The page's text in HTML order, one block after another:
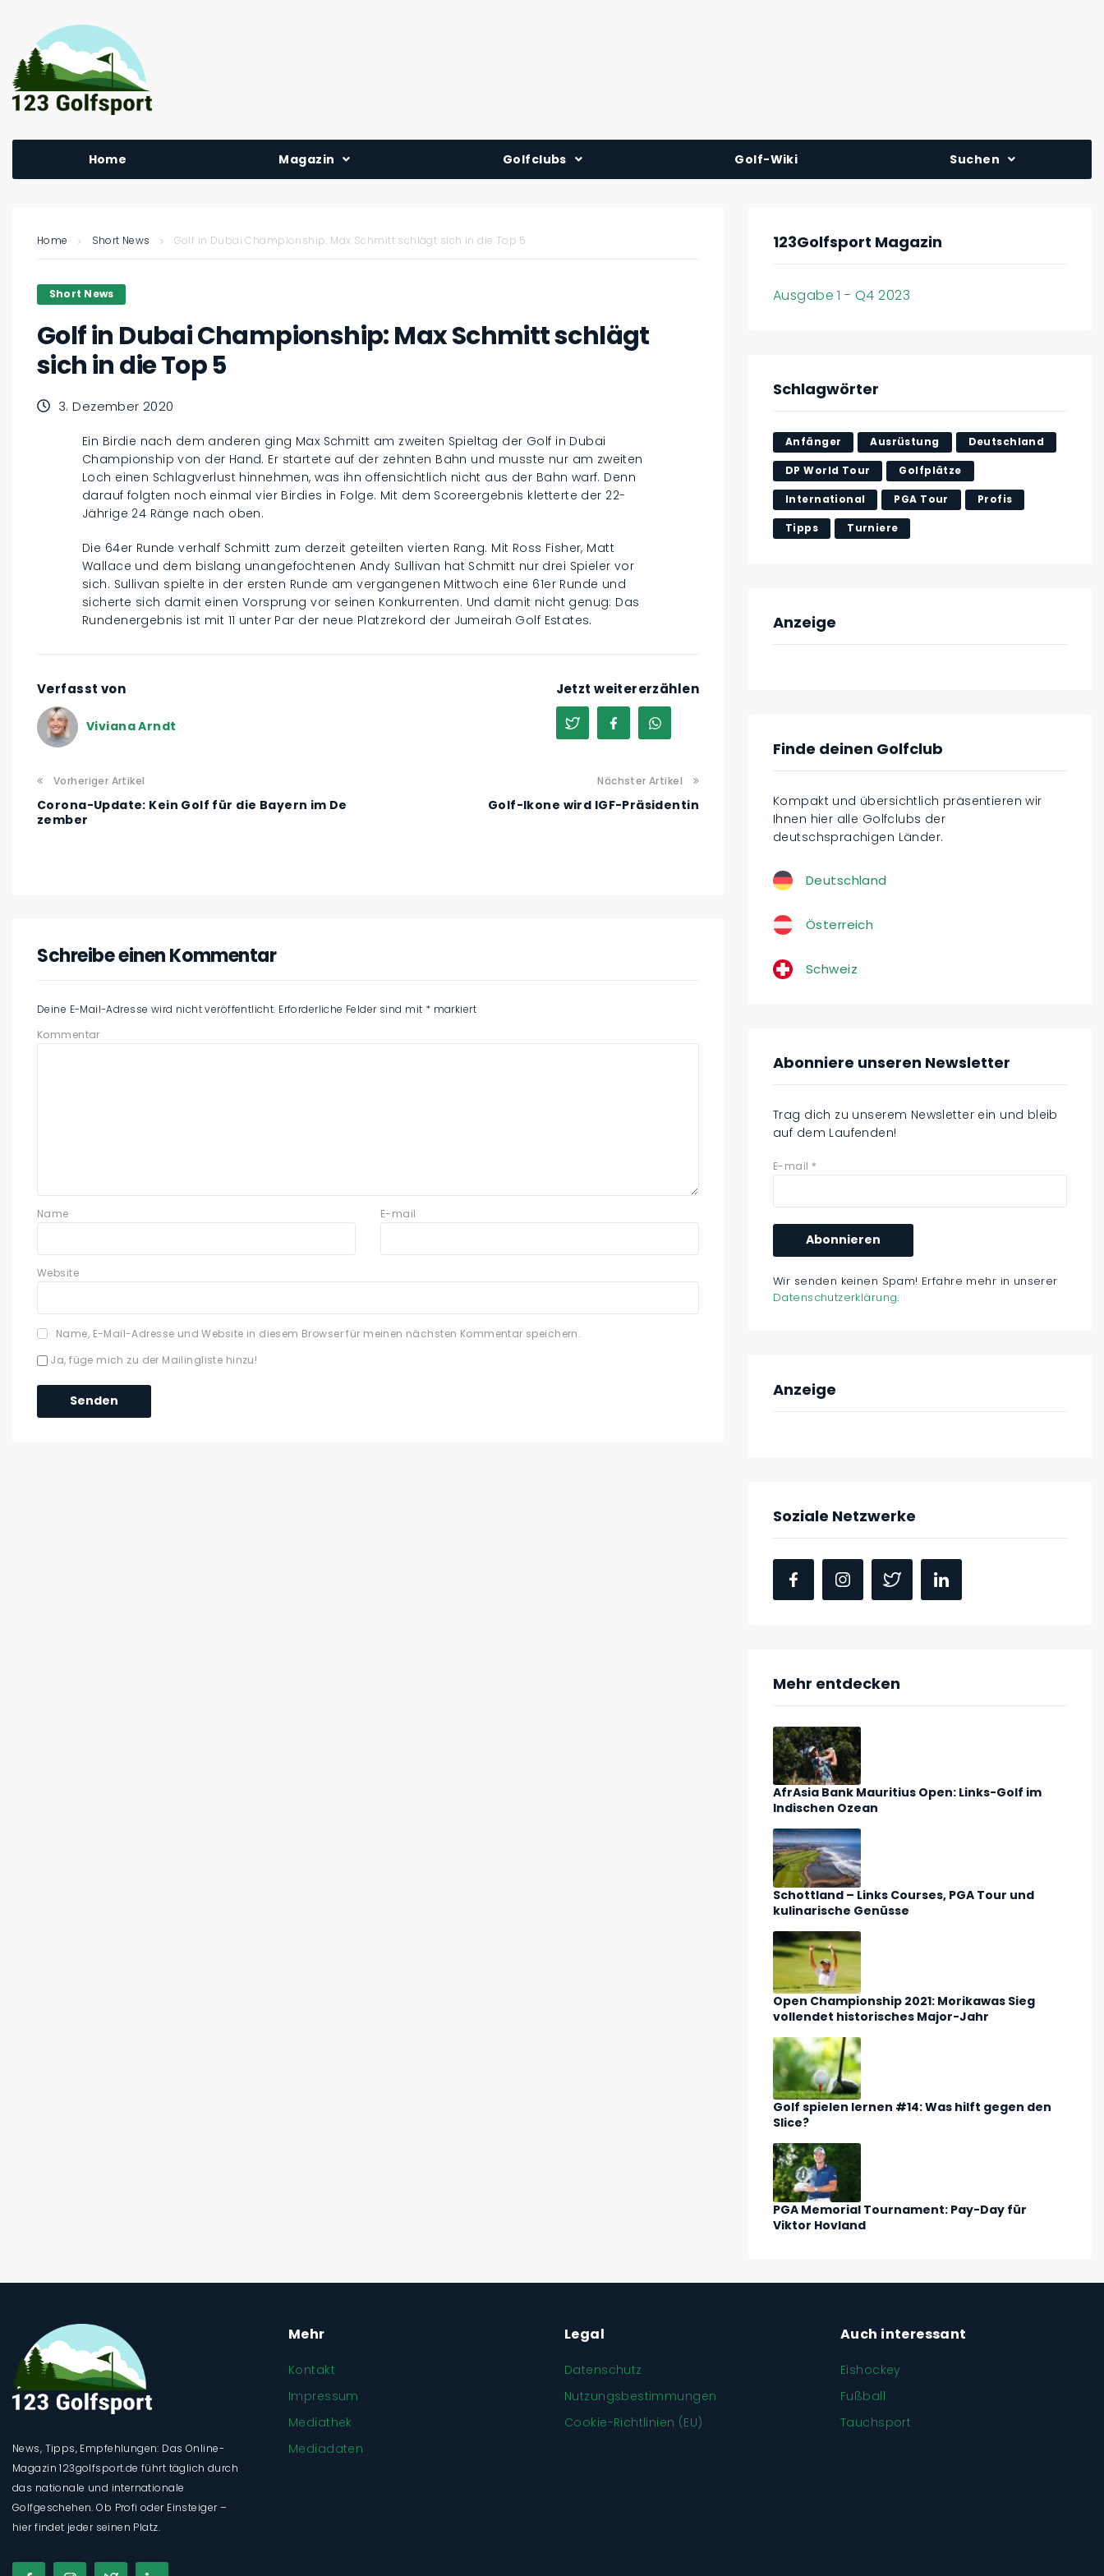
Home Magazin
Golfclubs
Golf-Wiki Suchen
Home Short News Golf in Dubai Championship: Max Schmitt schlägt sich in die Top 5
Short News
Golf in Dubai Championship: Max Schmitt schlägt
sich in die Top 5
3. Dezember 2020
Ein Birdie nach dem anderen ging Max Schmitt am zweiten Spieltag der Golf in Dubai
Championship von der Hand. Er startete auf der zehnten Bahn und musste nur am zweiten
Loch einen Schlagverlust hinnehmen, was ihn offensichtlich nicht aus der Bahn warf. Denn
darauf folgten noch einmal vier Birdies in Folge. Mit dem Scoreergebnis kletterte der 22-
Jährige 24 Ränge nach oben.
Die 64er Runde verhalf Schmitt zum derzeit geteilten vierten Rang. Mit Ross Fisher, Matt
Wallace und dem bislang unangefochtenen Andy Sullivan hat Schmitt nur drei Spieler vor
sich. Sullivan spielte in der ersten Runde am vergangenen Mittwoch eine 61er Runde und
sicherte sich damit einen Vorsprung vor seinen Konkurrenten. Und damit nicht genug: Das
Rundenergebnis ist mit 11 unter Par der neue Platzrekord der Jumeirah Golf Estates.
Verfasst von
Viviana Arndt
Jetzt weitererzählen
Vorheriger Artikel
Corona-Update: Kein Golf für die Bayern im De
zember
Nächster Artikel
Golf-Ikone wird IGF-Präsidentin
Schreibe einen Kommentar
Deine E-Mail-Adresse wird nicht veröffentlicht. Erforderliche Felder sind mit * markiert
Kommentar
Name E-mail
Website
Name, E-Mail-Adresse und Website in diesem Browser für meinen nächsten Kommentar speichern.
Ja, füge mich zu der Mailingliste hinzu!
123Golfsport Magazin
Ausgabe 1 - Q4 2023
Schlagwörter
Anfänger Ausrüstung Deutschland
DP World Tour Golfplätze
International PGA Tour Profis
Tipps Turniere
Anzeige
Finde deinen Golfclub
Kompakt und übersichtlich präsentieren wir
Ihnen hier alle Golfclubs der
deutschsprachigen Länder.
Deutschland
Österreich
Schweiz
Abonniere unseren Newsletter
Trag dich zu unserem Newsletter ein und bleib
auf dem Laufenden!
E-mail *
Wir senden keinen Spam! Erfahre mehr in unserer
Datenschutzerklärung.
Anzeige
Soziale Netzwerke
Mehr entdecken
AfrAsia Bank Mauritius Open: Links-Golf im
Indischen Ozean
Schottland – Links Courses, PGA Tour und
kulinarische Genüsse
Open Championship 2021: Morikawas Sieg
vollendet historisches Major-Jahr
Golf spielen lernen #14: Was hilft gegen den
Slice?
PGA Memorial Tournament: Pay-Day für
Viktor Hovland
News, Tipps, Empfehlungen: Das Online-
Magazin 123golfsport.de führt täglich durch
das nationale und internationale
Golfgeschehen. Ob Profi oder Einsteiger –
hier findet jeder seinen Platz.
Mehr
Kontakt
Impressum
Mediathek
Mediadaten
Legal
Datenschutz
Nutzungsbestimmungen
Cookie-Richtlinien (EU)
Auch interessant
Eishockey
Fußball
Tauchsport